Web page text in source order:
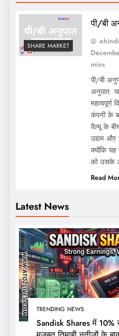
Latest News
TRENDING NEWS
Sandisk Shares में 10% से
SHARE MARKET
पी/बी
mins
पी/बी
अनुपात
महत्वपूर्ण
कंपनी के
वैल्यू के
उद्यम और
क्योंकि
को उसके
Read